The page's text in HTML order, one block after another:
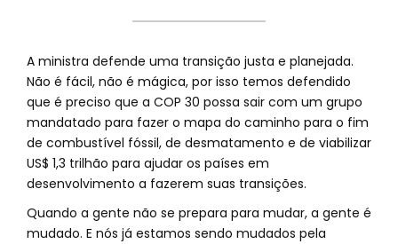
A ministra defende uma transição justa e planejada.
Não é fácil, não é mágica, por isso temos defendido
que é preciso que a COP 30 possa sair com um grupo
mandatado para fazer o mapa do caminho para o fim
de combustível fóssil, de desmatamento e de viabilizar
US$ 1,3 trilhão para ajudar os países em
desenvolvimento a fazerem suas transições.
Quando a gente não se prepara para mudar, a gente é
mudado. E nós já estamos sendo mudados pela